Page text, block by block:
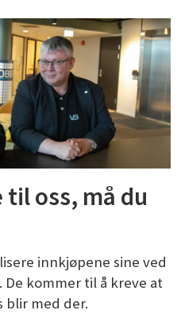
til oss, må du
innkjøpene sine ved
De kommer til å kreve at
blir med der.